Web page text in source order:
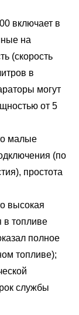
включает в
на
(скорость
в
могут
от 5
малые
(по
простота
высокая
в топливе
полное
топливе);
службы